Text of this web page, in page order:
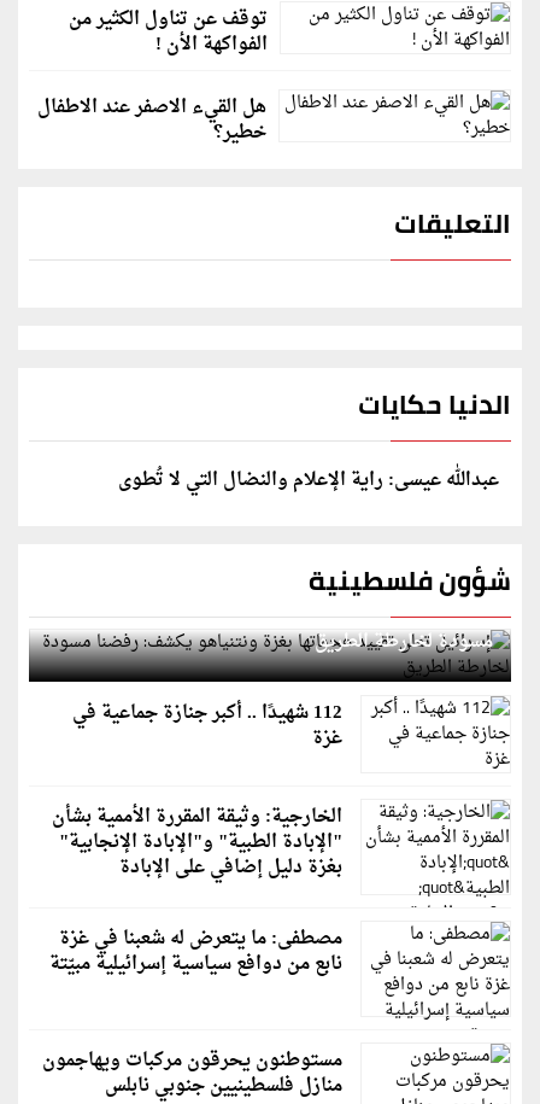
توقف عن تناول الكثير من
الفواكهة الأن !
هل القيء الاصفر عند الاطفال
خطير؟
التعليقات
الدنيا حكايات
عبدالله عيسى: راية الإعلام والنضال التي لا تُطوى
شؤون فلسطينية
إسرائيل تعلن تقييد هجماتها بغزة ونتنياهو يكشف: رفضنا
مسودة لخارطة الطريق
112 شهيدًا .. أكبر جنازة جماعية في
غزة
الخارجية: وثيقة المقررة الأممية بشأن
"الإبادة الطبية" و"الإبادة الإنجابية"
بغزة دليل إضافي على الإبادة
مصطفى: ما يتعرض له شعبنا في غزة
نابع من دوافع سياسية إسرائيلية مبيّتة
مستوطنون يحرقون مركبات ويهاجمون
منازل فلسطينيين جنوبي نابلس